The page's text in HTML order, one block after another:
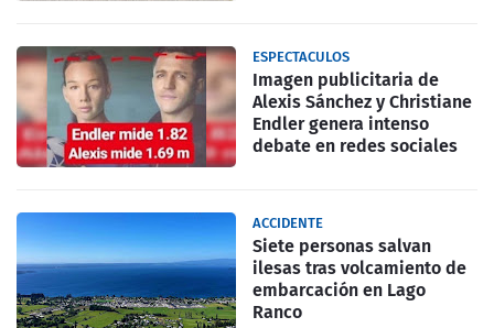
ESPECTACULOS
Imagen publicitaria de
Alexis Sánchez y Christiane
Endler genera intenso
debate en redes sociales
ACCIDENTE
Siete personas salvan
ilesas tras volcamiento de
embarcación en Lago
Ranco